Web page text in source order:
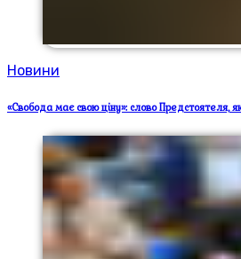
Новини
«Свобода має свою ціну»: слово Предстоятеля,